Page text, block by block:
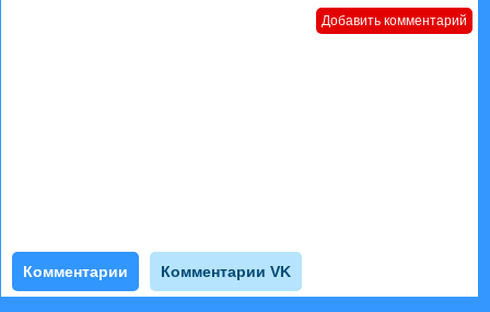
Комментарии Комментарии VK